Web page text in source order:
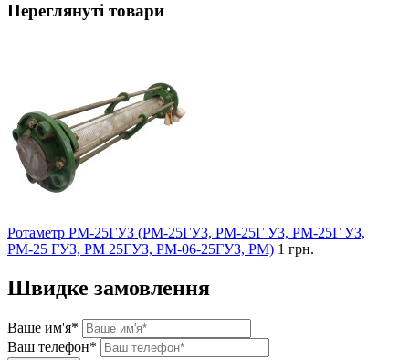
Переглянуті товари
Ротаметр РМ-25ГУЗ (РМ-25ГУ3, РМ-25Г У3, РМ-25Г УЗ,
РМ-25 ГУЗ, РМ 25ГУЗ, РМ-06-25ГУЗ, РМ) 1 грн.
Швидке замовлення
Ваше им'я*
Ваш телефон*